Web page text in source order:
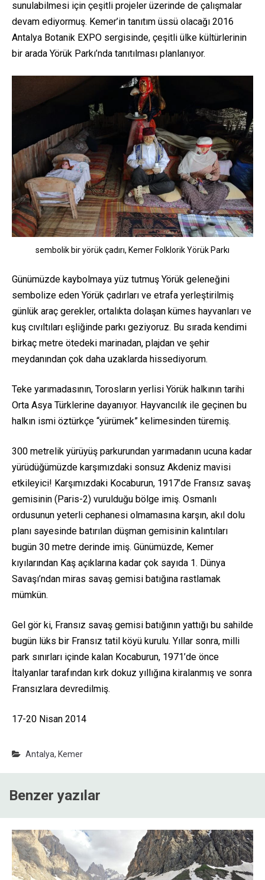
sunulabilmesi için çeşitli projeler üzerinde de çalışmalar
devam ediyormuş. Kemer’in tanıtım üssü olacağı 2016
Antalya Botanik EXPO sergisinde, çeşitli ülke kültürlerinin
bir arada Yörük Parkı’nda tanıtılması planlanıyor.
sembolik bir yörük çadırı, Kemer Folklorik Yörük Parkı
Günümüzde kaybolmaya yüz tutmuş Yörük geleneğini
sembolize eden Yörük çadırları ve etrafa yerleştirilmiş
günlük araç gerekler, ortalıkta dolaşan kümes hayvanları ve
kuş cıvıltıları eşliğinde parkı geziyoruz. Bu sırada kendimi
birkaç metre ötedeki marinadan, plajdan ve şehir
meydanından çok daha uzaklarda hissediyorum.
Teke yarımadasının, Torosların yerlisi Yörük halkının tarihi
Orta Asya Türklerine dayanıyor. Hayvancılık ile geçinen bu
halkın ismi öztürkçe “yürümek” kelimesinden türemiş.
300 metrelik yürüyüş parkurundan yarımadanın ucuna kadar
yürüdüğümüzde karşımızdaki sonsuz Akdeniz mavisi
etkileyici! Karşımızdaki Kocaburun, 1917’de Fransız savaş
gemisinin (Paris-2) vurulduğu bölge imiş. Osmanlı
ordusunun yeterli cephanesi olmamasına karşın, akıl dolu
planı sayesinde batırılan düşman gemisinin kalıntıları
bugün 30 metre derinde imiş. Günümüzde, Kemer
kıyılarından Kaş açıklarına kadar çok sayıda 1. Dünya
Savaşı’ndan miras savaş gemisi batığına rastlamak
mümkün.
Gel gör ki, Fransız savaş gemisi batığının yattığı bu sahilde
bugün lüks bir Fransız tatil köyü kurulu. Yıllar sonra, milli
park sınırları içinde kalan Kocaburun, 1971’de önce
İtalyanlar tarafından kırk dokuz yıllığına kiralanmış ve sonra
Fransızlara devredilmiş.
17-20 Nisan 2014
Antalya, Kemer
Benzer yazılar